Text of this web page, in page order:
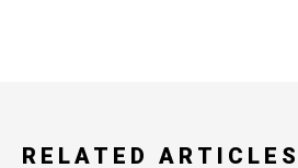
RELATED ARTICLES